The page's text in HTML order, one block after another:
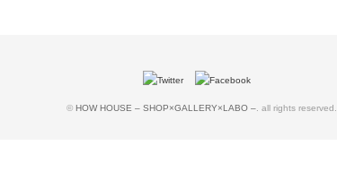
© HOW HOUSE – SHOP×GALLERY×LABO –. all rights reserved.